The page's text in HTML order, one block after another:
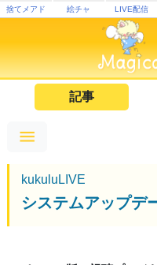
捨てメアド 絵チャ LIVE配信
記事
kukuluLIVE
システムアップデ